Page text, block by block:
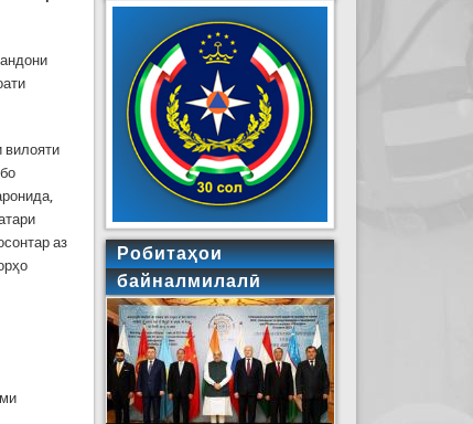
вилояти
аз
Робитаҳои
байналмилалӣ